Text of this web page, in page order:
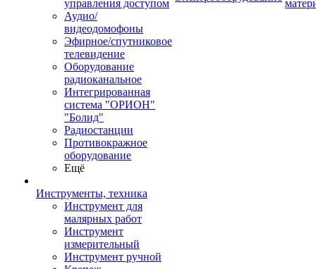
управления доступом
Аудио/
видеодомофоны
Эфирное/спутниковое
телевидение
Оборудование
радиоканальное
Интегрированная
система "ОРИОН"
"Болид"
Радиостанции
Противокражное
оборудование
Ещё
Инструменты, техника
Инструмент для
малярных работ
Инструмент
измерительный
Инструмент ручной